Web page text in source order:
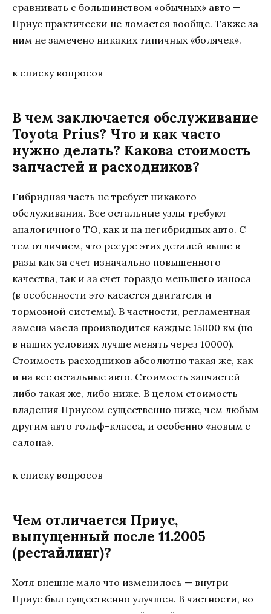
сравнивать с большинством «обычных» авто —
Приус практически не ломается вообще. Также за
ним не замечено никаких типичных «болячек».
к списку вопросов
В чем заключается обслуживание
Toyota Prius? Что и как часто
нужно делать? Какова стоимость
запчастей и расходников?
Гибридная часть не требует никакого
обслуживания. Все остальные узлы требуют
аналогичного ТО, как и на негибридных авто. С
тем отличием, что ресурс этих деталей выше в
разы как за счет изначально повышенного
качества, так и за счет гораздо меньшего износа
(в особенности это касается двигателя и
тормозной системы). В частности, регламентная
замена масла производится каждые 15000 км (но
в наших условиях лучше менять через 10000).
Стоимость расходников абсолютно такая же, как
и на все остальные авто. Стоимость запчастей
либо такая же, либо ниже. В целом стоимость
владения Приусом существенно ниже, чем любым
другим авто гольф-класса, и особенно «новым с
салона».
к списку вопросов
Чем отличается Приус,
выпущенный после 11.2005
(рестайлинг)?
Хотя внешне мало что изменилось — внутри
Приус был существенно улучшен. В частности, во